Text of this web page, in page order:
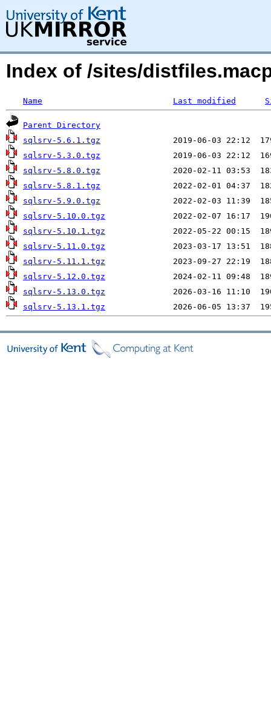
Index of /sites/
Name Last modified
Parent Directory
sqlsrv-5.6.1.tgz
sqlsrv-5.3.0.tgz
sqlsrv-5.8.0.tgz
sqlsrv-5.8.1.tgz
sqlsrv-5.9.0.tgz
sqlsrv-5.10.0.tgz
sqlsrv-5.10.1.tgz
sqlsrv-5.11.0.tgz
sqlsrv-5.11.1.tgz
sqlsrv-5.12.0.tgz
sqlsrv-5.13.0.tgz
sqlsrv-5.13.1.tgz